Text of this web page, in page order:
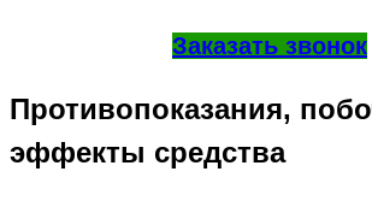
Заказать звонок
Противопоказания,
эффекты средства